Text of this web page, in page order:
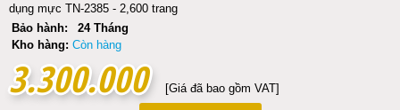
dụng mực TN-2385 - 2,600 trang
Bảo hành:
24 Tháng
Kho hàng: Còn hàng
3.300.000
3.300.000 [Giá đã bao gồm VAT]